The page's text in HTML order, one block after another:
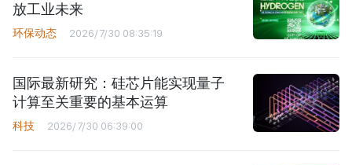
放工业未来
环保动态 2026/7/30 08:35:19
国际最新研究：硅芯片能实现量子
计算至关重要的基本运算
科技 2026/7/30 06:39:00